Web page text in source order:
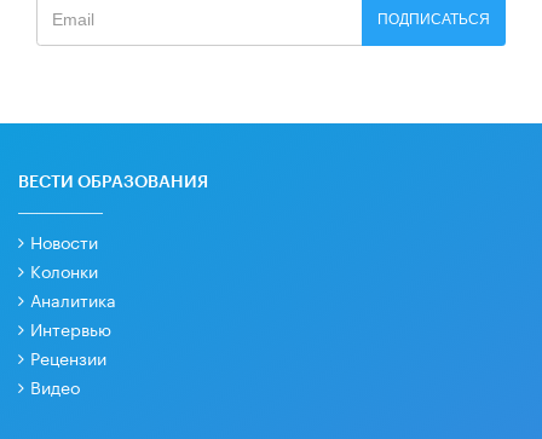
ПОДПИСАТЬСЯ
ВЕСТИ ОБРАЗОВАНИЯ
Новости
Колонки
Аналитика
Интервью
Рецензии
Видео